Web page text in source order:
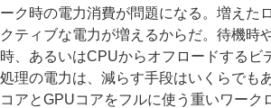
ーク時の電力消費が問題になる。増えた
クティブな電力が増えるからだ。待機時
時、あるいはCPUからオフロードするビ
処理の電力は、減らす手段はいくらでも
コアとGPUコアをフルに使う重いワーク